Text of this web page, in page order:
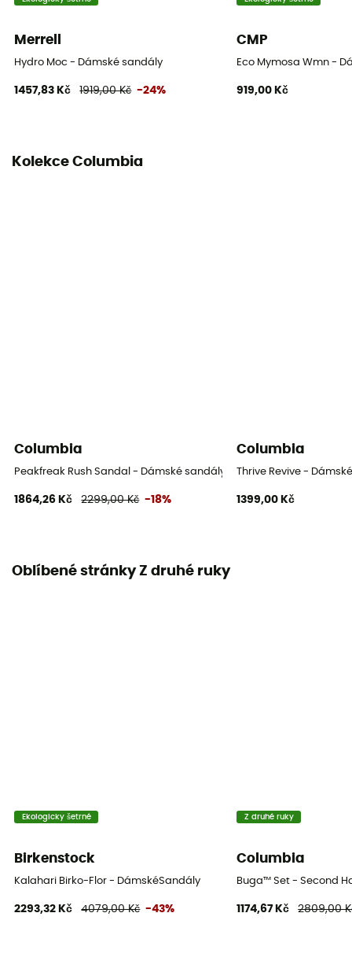
Merrell
Hydro Moc - Dámské sandály
1457,83 Kč 1919,00 Kč -24%
CMP
Eco Mymosa Wmn -
919,00 Kč
Kolekce Columbia
Columbia
Peakfreak Rush Sandal - Dámské sandály
1864,26 Kč 2299,00 Kč -18%
Columbia
Thrive Revive -
1399,00 Kč
Oblíbené stránky Z druhé ruky
Ekologicky šetrné
Birkenstock
Kalahari Birko-Flor - DámskéSandály
2293,32 Kč 4079,00 Kč -43%
Z druhé ruky
Columbia
Buga™ Set - Second
1174,67 Kč 2809,00